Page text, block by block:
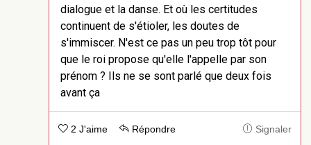
dialogue et la danse. Et où les certitudes
continuent de s'étioler, les doutes de
s'immiscer. N'est ce pas un peu trop tôt pour
que le roi propose qu'elle l'appelle par son
prénom ? Ils ne se sont parlé que deux fois
avant ça
2 J'aime Répondre Signaler